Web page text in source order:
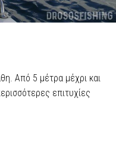
Από 5 μέτρα μέχρι και
επιτυχίες